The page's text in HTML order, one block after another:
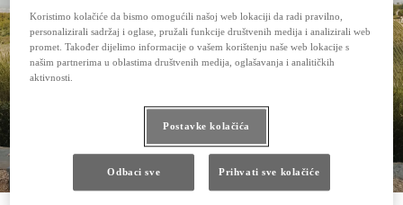
Koristimo kolačiće da bismo omogućili našoj web lokaciji da radi pravilno,
personalizirali sadržaj i oglase, pružali funkcije društvenih medija i analizirali web
promet. Također dijelimo informacije o vašem korištenju naše web lokacije s
našim partnerima u oblastima društvenih medija, oglašavanja i analitičkih
aktivnosti.
Postavke kolačića
Odbaci sve Prihvati sve kolačiće